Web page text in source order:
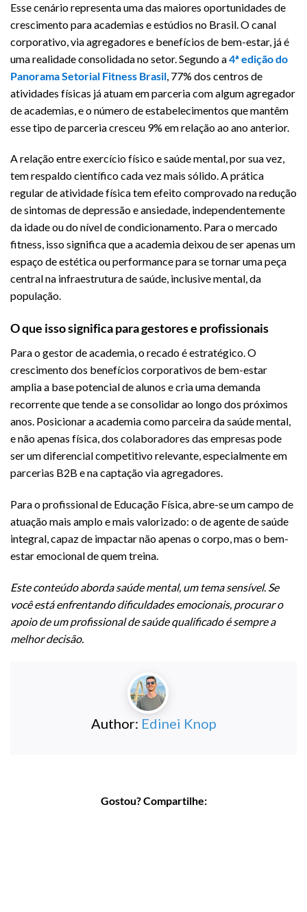
Esse cenário representa uma das maiores oportunidades de
crescimento para academias e estúdios no Brasil. O canal
corporativo, via agregadores e benefícios de bem-estar, já é
uma realidade consolidada no setor. Segundo a4ª edição do
Panorama Setorial Fitness Brasil , 77% dos centros de
atividades físicas já atuam em parceria com algum agregador
de academias, e o número de estabelecimentos que mantêm
esse tipo de parceria cresceu 9% em relação ao ano anterior.
A relação entre exercício físico e saúde mental, por sua vez,
tem respaldo científico cada vez mais sólido. A prática
regular de atividade física tem efeito comprovado na redução
de sintomas de depressão e ansiedade, independentemente
da idade ou do nível de condicionamento. Para o mercado
fitness, isso significa que a academia deixou de ser apenas um
espaço de estética ou performance para se tornar uma peça
central na infraestrutura de saúde, inclusive mental, da
população.
O que isso significa para gestores e profissionais
Para o gestor de academia, o recado é estratégico. O
crescimento dos benefícios corporativos de bem-estar
amplia a base potencial de alunos e cria uma demanda
recorrente que tende a se consolidar ao longo dos próximos
anos. Posicionar a academia como parceira da saúde mental,
e não apenas física, dos colaboradores das empresas pode
ser um diferencial competitivo relevante, especialmente em
parcerias B2B e na captação via agregadores.
Para o profissional de Educação Física, abre-se um campo de
atuação mais amplo e mais valorizado: o de agente de saúde
integral, capaz de impactar não apenas o corpo, mas o bem-
estar emocional de quem treina.
Este conteúdo aborda saúde mental, um tema sensível. Se
você está enfrentando dificuldades emocionais, procurar o
apoio de um profissional de saúde qualificado é sempre a
melhor decisão.
Author: Edinei Knop
Gostou? Compartilhe: